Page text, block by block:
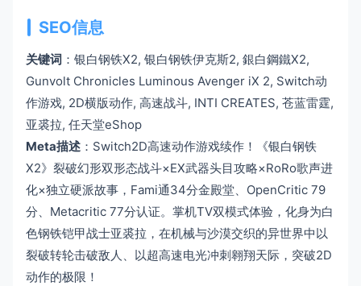
SEO信息
关键词 ：银白钢铁X2, 银白钢铁伊克斯2, 銀白鋼鐵X2,
Gunvolt Chronicles Luminous Avenger iX 2, Switch动
作游戏, 2D横版动作, 高速战斗, INTI CREATES, 苍蓝雷霆,
亚裘拉, 任天堂eShop
Meta描述 ：Switch2D高速动作游戏续作！《银白钢铁
X2》裂破幻形双形态战斗×EX武器头目攻略×RoRo歌声进
化×独立硬派故事，Fami通34分金殿堂、OpenCritic 79
分、Metacritic 77分认证。掌机TV双模式体验，化身为白
色钢铁铠甲战士亚裘拉，在机械与沙漠交织的异世界中以
裂破转轮击破敌人、以超高速电光冲刺翱翔天际，突破2D
动作的极限！